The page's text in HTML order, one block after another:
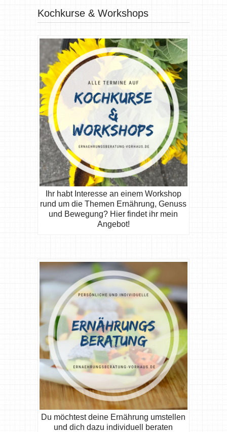
Kochkurse & Workshops
Ihr habt Interesse an einem Workshop
rund um die Themen Ernährung, Genuss
und Bewegung? Hier findet ihr mein
Angebot!
Du möchtest deine Ernährung umstellen
und dich dazu individuell beraten